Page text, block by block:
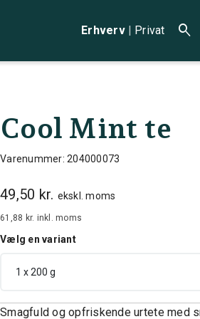
Erhverv | Privat search
Cool Mint te
Varenummer: 204000073
49,50 kr. ekskl. moms
61,88 kr. inkl. moms
Vælg en variant
Smagfuld og opfriskende urtete med